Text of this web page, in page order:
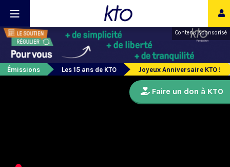
Contenu sponsorisé
Émissions Les 15 ans de KTO Joyeux Anniversaire KTO !
Faire un don à KTO